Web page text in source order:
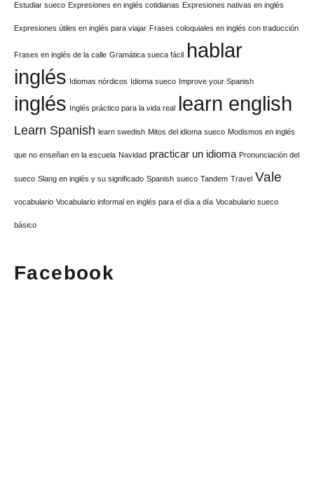
Estudiar sueco Expresiones en inglés cotidianas Expresiones nativas en inglés
Expresiones útiles en inglés para viajar Frases coloquiales en inglés con traducción
Frases en inglés de la calle Gramática sueca fácil hablar
inglés Idiomas nórdicos Idioma sueco Improve your Spanish
inglés Inglés práctico para la vida real learn english
Learn Spanish learn swedish Mitos del idioma sueco Modismos en inglés
que no enseñan en la escuela Navidad practicar un idioma Pronunciación del
sueco Slang en inglés y su significado Spanish sueco Tandem Travel Vale
vocabulario Vocabulario informal en inglés para el día a día Vocabulario sueco
básico
Facebook